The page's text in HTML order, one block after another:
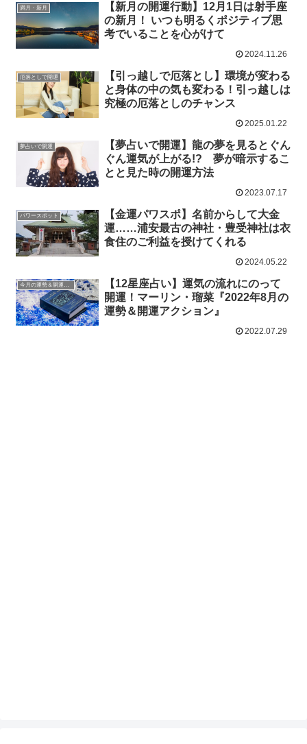
満月・新月
【新月の開運行動】12月1日は射手座
の新月！ いつも明るくポジティブ思
考でいることを心がけて
2024.11.26
厄落としで開運
【引っ越しで厄落とし】環境が変わる
と身体の中の気も変わる！引っ越しは
究極の厄落としのチャンス
2025.01.22
夢占いで開運
【夢占いで開運】龍の夢を見るとぐん
ぐん運気が上がる!? 夢が暗示するこ
とと見た時の開運方法
2023.07.17
パワースポット
【金運パワスポ】名前からして大金
運……浦安最古の神社・豊受神社は衣
食住のご利益を授けてくれる
2024.05.22
今月の運勢＆開運アクション
【12星座占い】運気の流れにのって
開運！マーリン・瑠菜『2022年8月の
運勢＆開運アクション』
2022.07.29